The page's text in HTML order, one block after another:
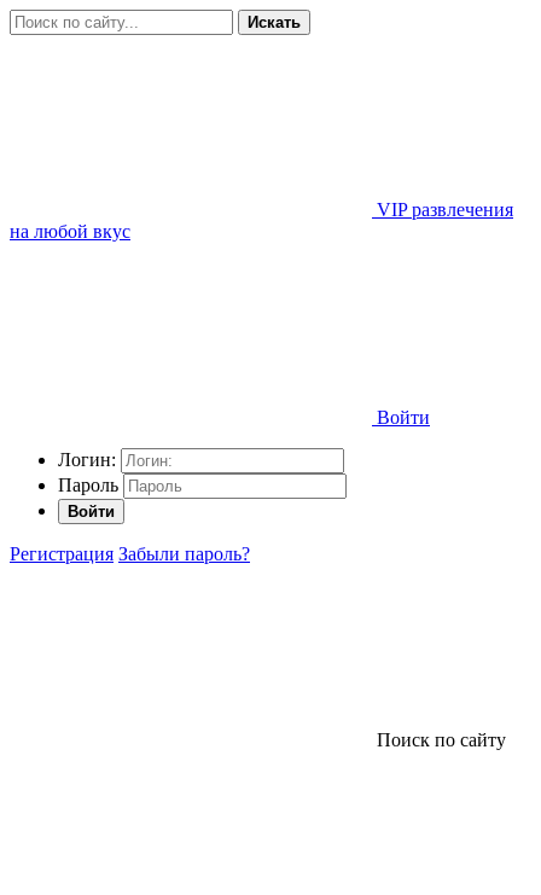
Искать
VIP развлечения
на любой вкус
Войти
Логин:
Пароль
Войти
Регистрация Забыли пароль?
Поиск по сайту